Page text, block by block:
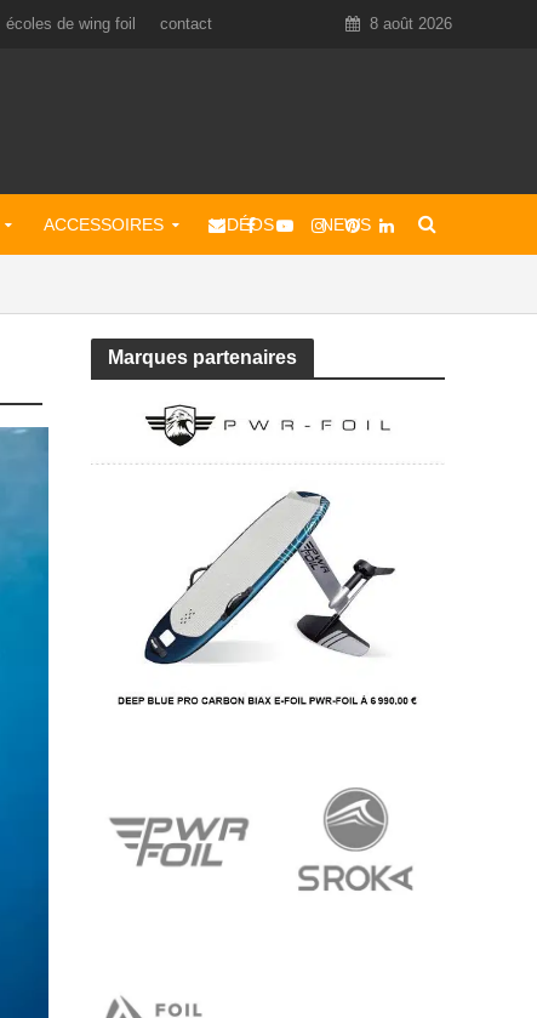
écoles de wing foil contact 8 août 2026
ACCESSOIRES VIDÉOS NEWS
Marques partenaires